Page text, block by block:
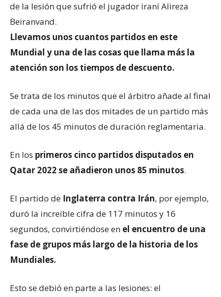
de la lesión que sufrió el jugador iraní Alireza
Beiranvand.
Llevamos unos cuantos partidos en este
Mundial y una de las cosas que llama más la
atención son los tiempos de descuento.
Se trata de los minutos que el árbitro añade al final
de cada una de las dos mitades de un partido más
allá de los 45 minutos de duración reglamentaria.
En los primeros cinco partidos disputados en
Qatar 2022 se añadieron unos 85 minutos.
El partido de Inglaterra contra Irán, por ejemplo,
duró la increíble cifra de 117 minutos y 16
segundos, convirtiéndose en el encuentro de una
fase de grupos más largo de la historia de los
Mundiales.
Esto se debió en parte a las lesiones: el